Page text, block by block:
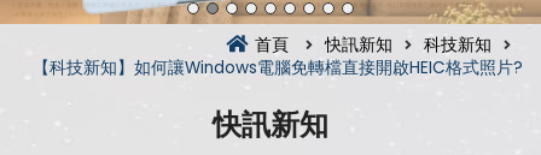
首頁 快訊新知
科技新知
【科技新知】如何讓Windows電腦免轉檔直接開啟HEIC格式照片?
快訊新知